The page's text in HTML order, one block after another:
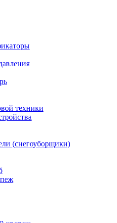
техники
(снегоуборщики)